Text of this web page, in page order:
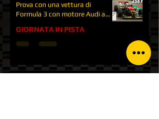
Prova con una vettura di
Formula 3 con motore Audi a
GIORNATA IN PISTA